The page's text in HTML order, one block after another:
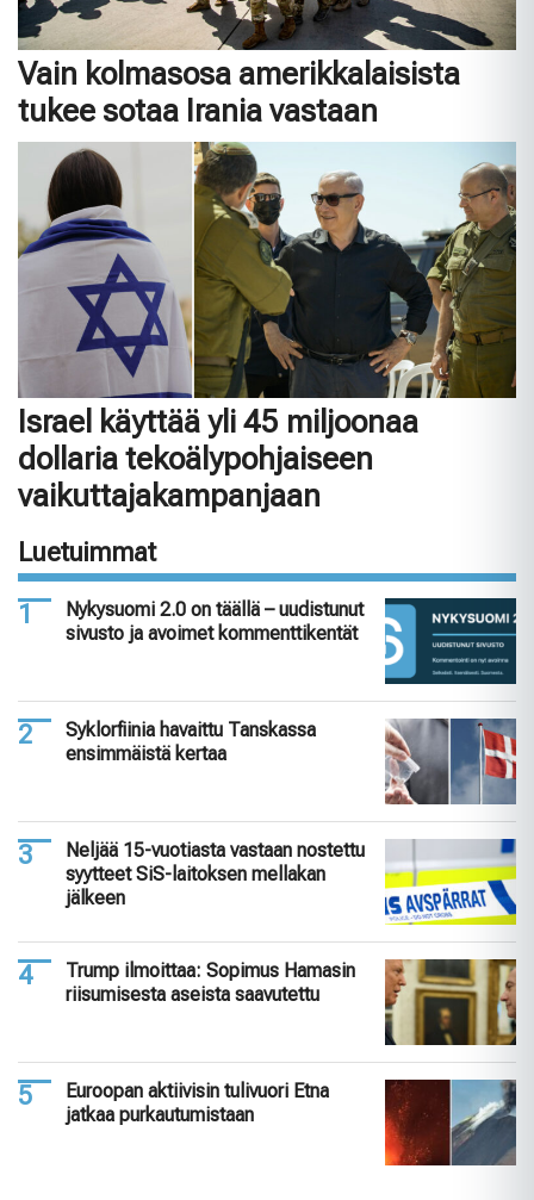
Vain kolmasosa amerikkalaisista
tukee sotaa Irania vastaan
Israel käyttää yli 45 miljoonaa
dollaria tekoälypohjaiseen
vaikuttajakampanjaan
Luetuimmat
Nykysuomi 2.0 on täällä – uudistunut
sivusto ja avoimet kommenttikentät
Syklorfiinia havaittu Tanskassa
ensimmäistä kertaa
Neljää 15-vuotiasta vastaan nostettu
syytteet SiS-laitoksen mellakan
jälkeen
Trump ilmoittaa: Sopimus Hamasin
riisumisesta aseista saavutettu
Euroopan aktiivisin tulivuori Etna
jatkaa purkautumistaan